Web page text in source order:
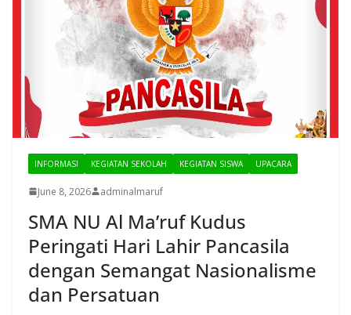
INFORMASI KEGIATAN SEKOLAH KEGIATAN SISWA UPACARA
June 8, 2026 adminalmaruf
SMA NU Al Ma’ruf Kudus
Peringati Hari Lahir Pancasila
dengan Semangat Nasionalisme
dan Persatuan